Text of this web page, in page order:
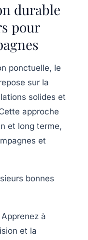
durable
pour
ponctuelle, le
sur la
solides et
approche
et long terme,
et
bonnes
Apprenez à
et la